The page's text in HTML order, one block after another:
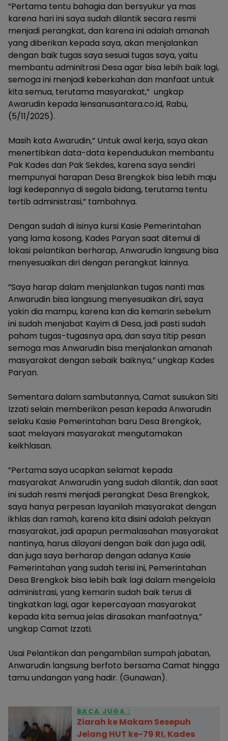
‎”Pertama tentu bahagia dan bersyukur ya mas
karena hari ini saya sudah dilantik secara resmi
menjadi perangkat, dan karena ini adalah amanah
yang diberikan kepada saya, akan menjalankan
dengan baik tugas saya sesuai tugas saya, yaitu
membantu adminitrasi Desa agar bisa lebih baik lagi,
semoga ini menjadi keberkahan dan manfaat untuk
kita semua, terutama masyarakat,” ungkap
Awarudin kepada lensanusantara.co.id, Rabu,
(5/11/2025).
‎Masih kata Awarudin,” Untuk awal kerja, saya akan
menertibkan data-data kependudukan membantu
Pak Kades dan Pak Sekdes, karena saya sendiri
mempunyai harapan Desa Brengkok bisa lebih maju
lagi kedepannya di segala bidang, terutama tentu
tertib administrasi,” tambahnya.
‎Dengan sudah di isinya kursi Kasie Pemerintahan
yang lama kosong, Kades Paryan saat ditemui di
lokasi pelantikan berharap, Anwarudin langsung bisa
menyesuaikan diri dengan perangkat lainnya.
‎”Saya harap dalam menjalankan tugas nanti mas
Anwarudin bisa langsung menyesuaikan diri, saya
yakin dia mampu, karena kan dia kemarin sebelum
ini sudah menjabat Kayim di Desa, jadi pasti sudah
paham tugas-tugasnya apa, dan saya titip pesan
semoga mas Anwarudin bisa menjalankan amanah
masyarakat dengan sebaik baiknya,” ungkap Kades
Paryan.
‎Sementara dalam sambutannya, Camat susukan Siti
Izzati selain memberikan pesan kepada Anwarudin
selaku Kasie Pemerintahan baru Desa Brengkok,
saat melayani masyarakat mengutamakan
keikhlasan.
‎”Pertama saya ucapkan selamat kepada
masyarakat Anwarudin yang sudah dilantik, dan saat
ini sudah resmi menjadi perangkat Desa Brengkok,
saya hanya perpesan layanilah masyarakat dengan
ikhlas dan ramah, karena kita disini adalah pelayan
masyarakat, jadi apapun permalasahan masyarakat
nantinya, harus dilayani dengan baik dan juga adil,
dan juga saya berharap dengan adanya Kasie
Pemerintahan yang sudah terisi ini, Pemerintahan
Desa Brengkok bisa lebih baik lagi dalam mengelola
administrasi, yang kemarin sudah baik terus di
tingkatkan lagi, agar kepercayaan masyarakat
kepada kita semua jelas dirasakan manfaatnya,”
ungkap Camat Izzati.
‎Usai Pelantikan dan pengambilan sumpah jabatan,
Anwarudin langsung berfoto bersama Camat hingga
tamu undangan yang hadir. (Gunawan).
BACA JUGA :
Ziarah ke Makam Sesepuh
Jelang HUT ke-79 RI, Kades